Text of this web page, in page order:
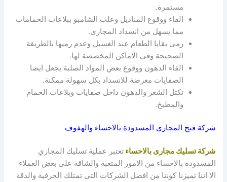
مستمرة.
القاء ووقوع المناديل وعلب الشامبو ببلاعات الحمامات
مما يسهل من انسداد المجارى.
رمى بقايا الطعام عند الغسيل وعدم رميها بالطريقة
الصحيحة وفى الاماكن المخصصة لها.
القاء الدهون ووقوع بعض المواد الصلبة يجعل ايضا
الصفايات معرضة للانسداد بكل سهولة ممكنة.
تكتل الشعر والدهون داخل صفايات وبلاعات الحمام
والمطبخ.
شركة فتح المجاري المسدودة بالاحساء والهفوف
شركة تسليك مجارى بالاحساءتعتبر عملية تسليك المجاري
المسدودة بالاحساء من الامور المتعبة والشاقة على بعض العملاء
الا اننا تميزنا كوننا من افضل الشركات التى تمتلك الحرفية والدقة